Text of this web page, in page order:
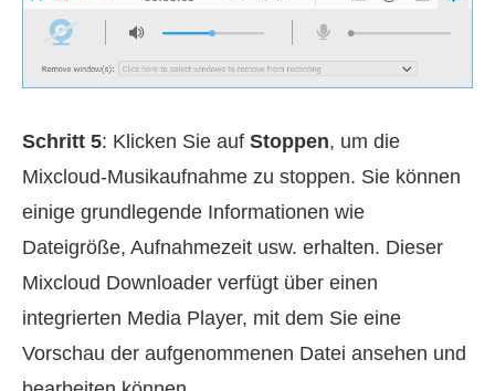
Schritt 5: Klicken Sie auf Stoppen, um die
Mixcloud-Musikaufnahme zu stoppen. Sie können
einige grundlegende Informationen wie
Dateigröße, Aufnahmezeit usw. erhalten. Dieser
Mixcloud Downloader verfügt über einen
integrierten Media Player, mit dem Sie eine
Vorschau der aufgenommenen Datei ansehen und